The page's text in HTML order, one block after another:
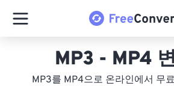
MP3 - MP4
MP3를 MP4으로 온라인에서 무